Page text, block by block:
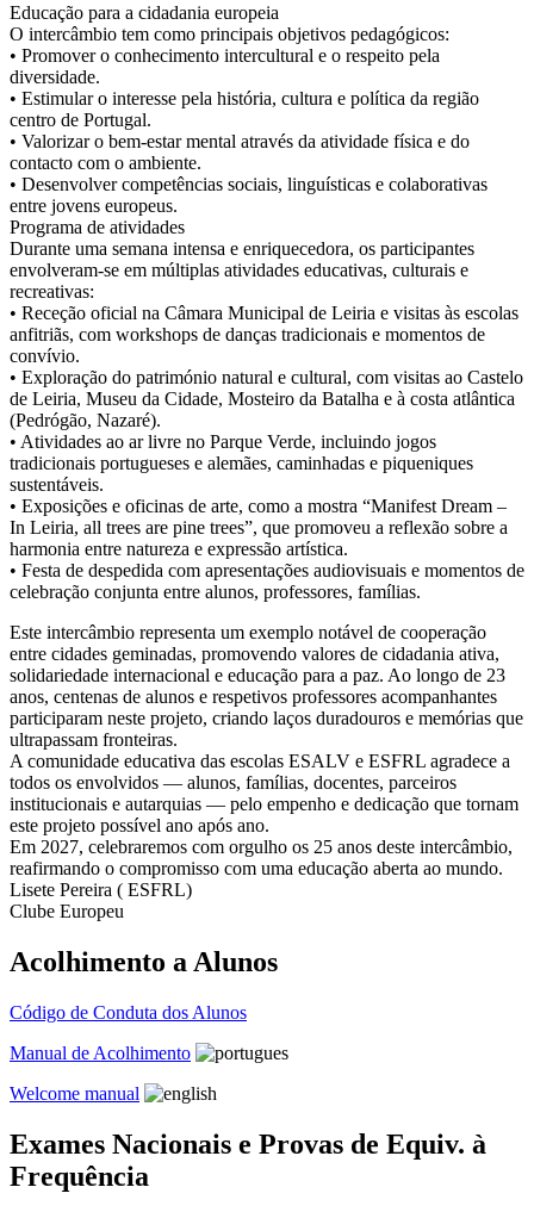
Educação para a cidadania europeia
O intercâmbio tem como principais objetivos pedagógicos:
• Promover o conhecimento intercultural e o respeito pela
diversidade.
• Estimular o interesse pela história, cultura e política da região
centro de Portugal.
• Valorizar o bem-estar mental através da atividade física e do
contacto com o ambiente.
• Desenvolver competências sociais, linguísticas e colaborativas
entre jovens europeus.
Programa de atividades
Durante uma semana intensa e enriquecedora, os participantes
envolveram-se em múltiplas atividades educativas, culturais e
recreativas:
• Receção oficial na Câmara Municipal de Leiria e visitas às escolas
anfitriãs, com workshops de danças tradicionais e momentos de
convívio.
• Exploração do património natural e cultural, com visitas ao Castelo
de Leiria, Museu da Cidade, Mosteiro da Batalha e à costa atlântica
(Pedrógão, Nazaré).
• Atividades ao ar livre no Parque Verde, incluindo jogos
tradicionais portugueses e alemães, caminhadas e piqueniques
sustentáveis.
• Exposições e oficinas de arte, como a mostra “Manifest Dream –
In Leiria, all trees are pine trees”, que promoveu a reflexão sobre a
harmonia entre natureza e expressão artística.
• Festa de despedida com apresentações audiovisuais e momentos de
celebração conjunta entre alunos, professores, famílias.
Este intercâmbio representa um exemplo notável de cooperação
entre cidades geminadas, promovendo valores de cidadania ativa,
solidariedade internacional e educação para a paz. Ao longo de 23
anos, centenas de alunos e respetivos professores acompanhantes
participaram neste projeto, criando laços duradouros e memórias que
ultrapassam fronteiras.
A comunidade educativa das escolas ESALV e ESFRL agradece a
todos os envolvidos — alunos, famílias, docentes, parceiros
institucionais e autarquias — pelo empenho e dedicação que tornam
este projeto possível ano após ano.
Em 2027, celebraremos com orgulho os 25 anos deste intercâmbio,
reafirmando o compromisso com uma educação aberta ao mundo.
Lisete Pereira ( ESFRL)
Clube Europeu
Acolhimento a Alunos
Código de Conduta dos Alunos
Manual de Acolhimento
Welcome manual
Exames Nacionais e Provas de Equiv. à
Frequência